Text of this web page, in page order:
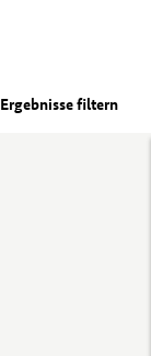
Ergebnisse filtern